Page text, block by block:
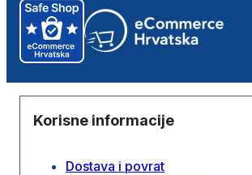
Korisne informacije
Dostava i povrat